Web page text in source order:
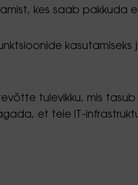
kes saab pakkuda
tulevikku, mis
et teie IT-